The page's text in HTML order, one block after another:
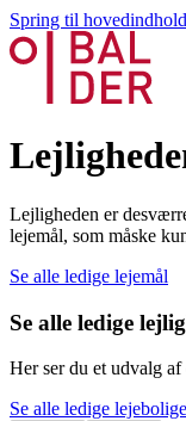
Spring til hovedindhold
Lejligheden er
lejemål, som måske
Se alle ledige lejemål
Se alle ledige
Her ser du et udvalg
Se alle ledige